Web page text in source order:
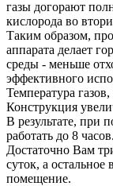
газы догорают
кислорода во
Таким образом,
аппарата делает
среды - меньше
эффективного
Температура
Конструкция
В результате, при
работать до 8 часов.
Достаточно Вам
суток, а остальное
помещение.